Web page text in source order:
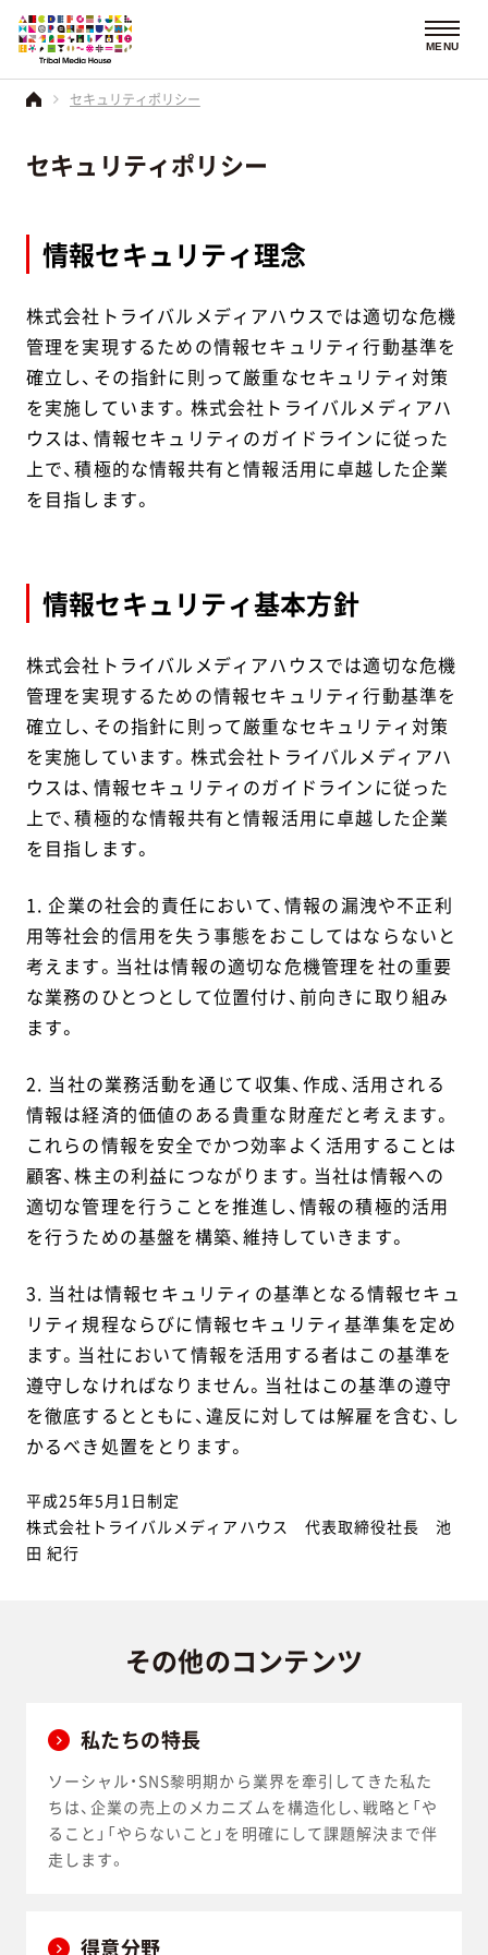
MENU
セキュリティポリシー
セキュリティポリシー
情報セキュリティ理念
株式会社トライバルメディアハウスでは適切な危機
管理を実現するための情報セキュリティ行動基準を
確立し、その指針に則って厳重なセキュリティ対策
を実施しています。株式会社トライバルメディアハ
ウスは、情報セキュリティのガイドラインに従った
上で、積極的な情報共有と情報活用に卓越した企業
を目指します。
情報セキュリティ基本方針
株式会社トライバルメディアハウスでは適切な危機
管理を実現するための情報セキュリティ行動基準を
確立し、その指針に則って厳重なセキュリティ対策
を実施しています。株式会社トライバルメディアハ
ウスは、情報セキュリティのガイドラインに従った
上で、積極的な情報共有と情報活用に卓越した企業
を目指します。
1. 企業の社会的責任において、情報の漏洩や不正利
用等社会的信用を失う事態をおこしてはならないと
考えます。当社は情報の適切な危機管理を社の重要
な業務のひとつとして位置付け、前向きに取り組み
ます。
2. 当社の業務活動を通じて収集、作成、活用される
情報は経済的価値のある貴重な財産だと考えます。
これらの情報を安全でかつ効率よく活用することは
顧客、株主の利益につながります。当社は情報への
適切な管理を行うことを推進し、情報の積極的活用
を行うための基盤を構築、維持していきます。
3. 当社は情報セキュリティの基準となる情報セキュ
リティ規程ならびに情報セキュリティ基準集を定め
ます。当社において情報を活用する者はこの基準を
遵守しなければなりません。当社はこの基準の遵守
を徹底するとともに、違反に対しては解雇を含む、し
かるべき処置をとります。
平成25年5月1日制定
株式会社トライバルメディアハウス 代表取締役社長 池
田 紀行
その他のコンテンツ
私たちの特長
ソーシャル・SNS黎明期から業界を牽引してきた私た
ちは、企業の売上のメカニズムを構造化し、戦略と「や
ること」「やらないこと」を明確にして課題解決まで伴
走します。
得意分野